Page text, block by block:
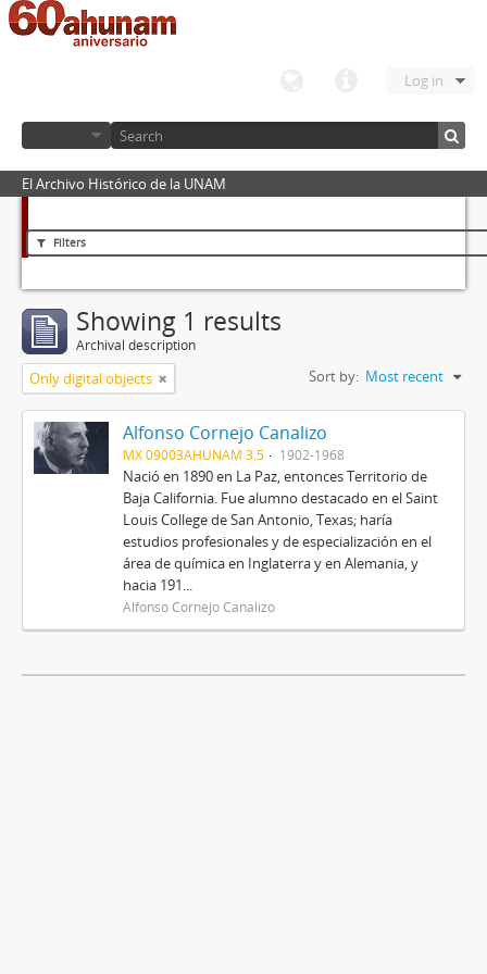
Log in
El Archivo Histórico de la UNAM
Filters
Showing 1 results
Archival description
Only digital objects Sort by: Most recent
Alfonso Cornejo Canalizo
MX 09003AHUNAM 3.5 1902-1968
Nació en 1890 en La Paz, entonces Territorio de
Baja California. Fue alumno destacado en el Saint
Louis College de San Antonio, Texas; haría
estudios profesionales y de especialización en el
área de química en Inglaterra y en Alemania, y
hacia 191...
Alfonso Cornejo Canalizo